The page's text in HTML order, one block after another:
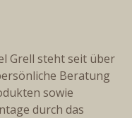
Grell steht seit über
Beratung
sowie
durch das